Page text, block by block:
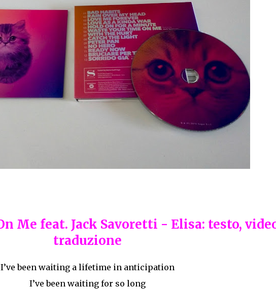
Me feat. Jack Savoretti - Elisa: testo,
traduzione
I’ve been waiting a lifetime in anticipation
I’ve been waiting for so long